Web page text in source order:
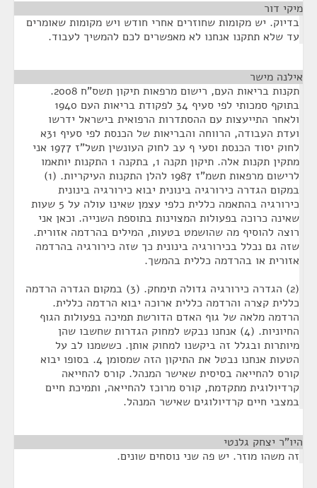
מיקי דור
בדיוק. יש מקומות שחוזרים אחרי חודש ויש מקומות שאומרים
עד שלא תתקנו אנחנו לא מאפשרים לכם להמשיך לעבוד.
אילנה מישר
תקנות בריאות העם, רישום מרפאות תיקון תשס"ח 2008.
בתוקף סמכותי לפי סעיף 34 לפקודת בריאות העם 1940
ולאחר התייעצות עם ההסתדרות הרפואית בישראל ידרשו
ועדת העבודה, הרווחה והבריאות של הכנסת לפי סעיף 31א
לחוק יסוד הכנסת וסעי ף עב לחוק העונשין תשל"ז 1977 אני
מתקין תקנות אלה. תיקון תקנה 1, בתקנה 1 התקנות יותאמו
לרישום מרפאות תשמ"ז 1987 להלן התקנות העיקריות. (1)
במקום הגדרה כירורגיה בינונית יבוא כירורגיה בינונית
כירורגיה בהתאמה כללית כלפי עצמן שאינו עולה על 5 שעות
שאינה כרוכה בפעולות המצוינות בתוספת השנייה. וכאן אני
רוצה להוסיף מה שהושמט בטעות, המילים בהרדמה אזורית.
שזה גם נכלל בכירורגיה בינונית כך שזה כירורגיה בהרדמה
אזורית או בהרדמה כללית בהמשך.
(2) הגדרה כירורגיה גדולה תימחק. (3) במקום הגדרה הרדמה
כללית קצרה והרדמה כללית ארוכה יבוא הרדמה כללית.
הרדמה מלאה של גוף האדם הדורשת תמיכה בפעולות הגוף
החיוניות. (4) אנחנו נבקש למחוק הגדרות שחשבו שהן
מיותרות ובגלל זה ביקשנו למחוק אותן. כששמנו לב על
הטעות אנחנו נבטל את התיקון הזה שמסומן 4. בסופו יבוא
קורס להחייאה בסיסית שאישר המנהל. קורס להחייאה
קרדיולוגית מתקדמת, קורס מרוכז להחייאה, ותמיכת חיים
במצבי חיים קרדיולוגים שאישר המנהל.
היו"ר יצחק גלנטי
זה משהו מוזר. יש פה שני נוסחים שונים.